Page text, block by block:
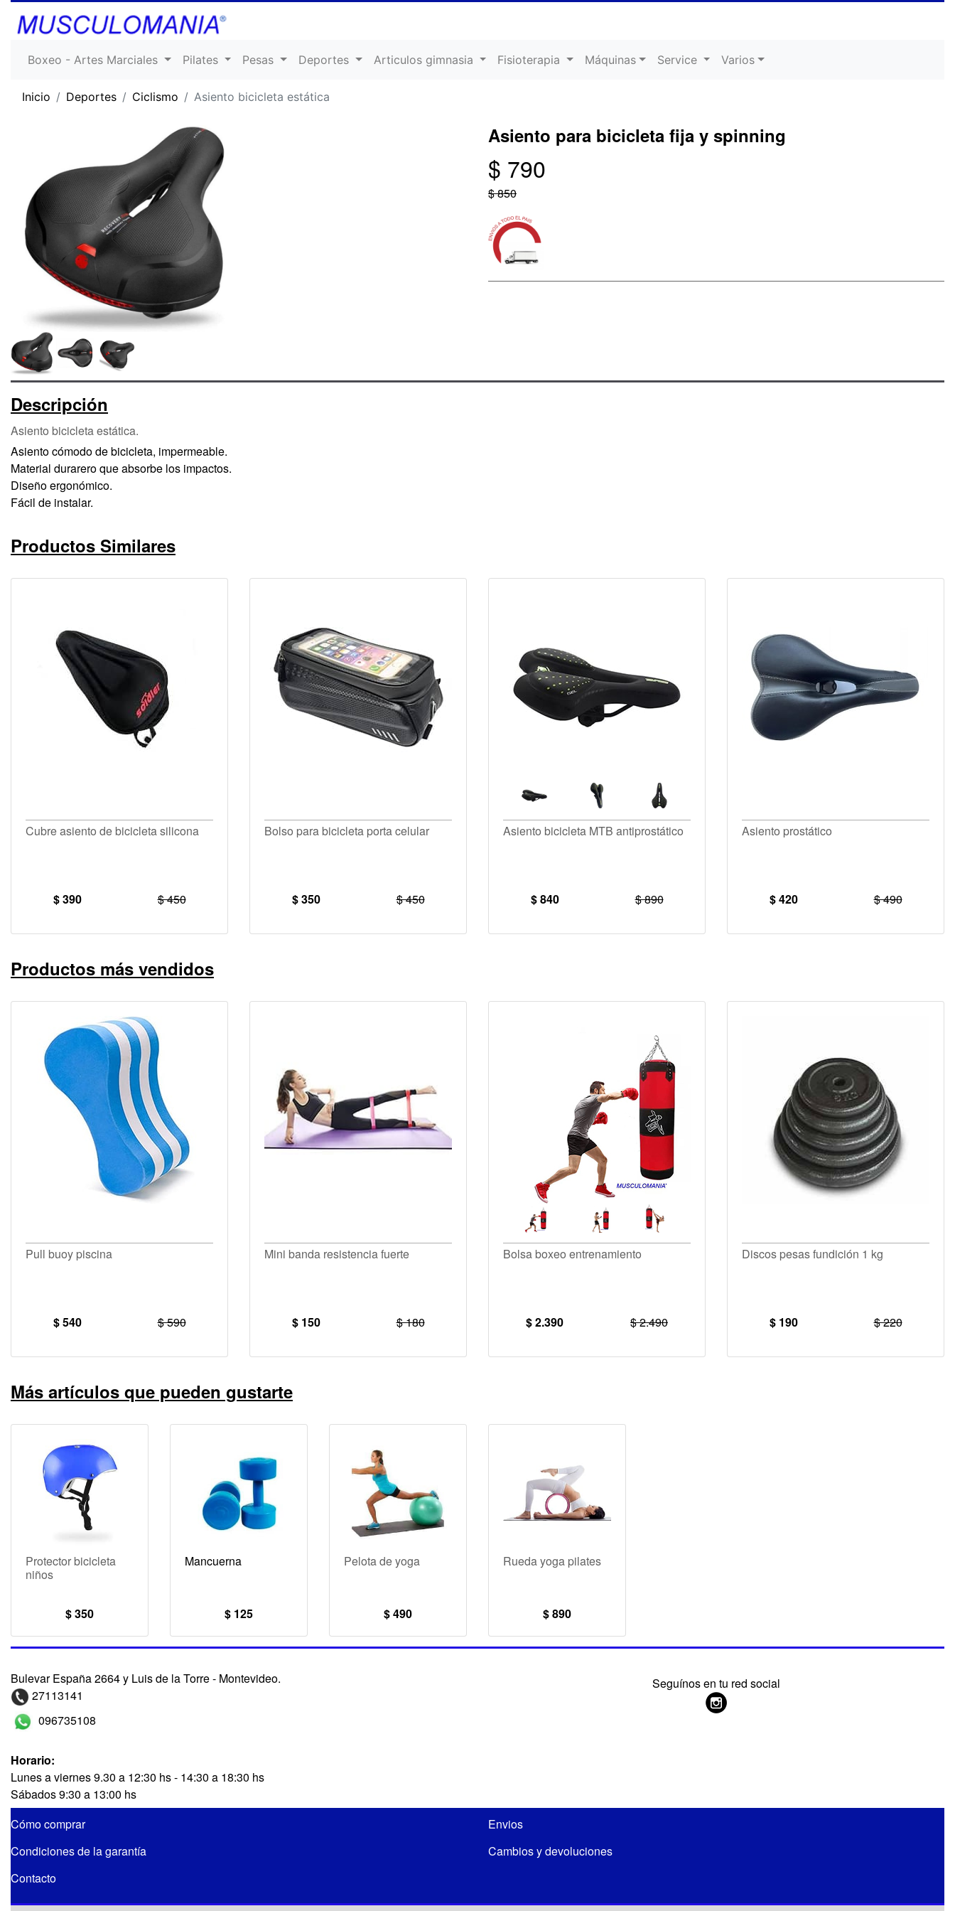
Boxeo - Artes Marciales Pilates Pesas Deportes Articulos gimnasia Fisioterapia Máquinas Service Varios
Inicio Deportes Ciclismo Asiento bicicleta estática
Asiento para bicicleta fija y spinning
$ 790
$ 850
Descripción
Asiento bicicleta estática.
Asiento cómodo de bicicleta, impermeable.
Material durarero que absorbe los impactos.
Diseño ergonómico.
Fácil de instalar.
Productos Similares
Cubre asiento de bicicleta silicona
$ 390 $ 450
Bolso para bicicleta porta celular
$ 350 $ 450
Asiento bicicleta MTB antiprostático
$ 840 $ 890
Asiento prostático
$ 420 $ 490
Productos más vendidos
Pull buoy piscina
$ 540 $ 590
Mini banda resistencia fuerte
$ 150 $ 180
Bolsa boxeo entrenamiento
$ 2.390 $ 2.490
Discos pesas fundición 1 kg
$ 190 $ 220
Más artículos que pueden gustarte
Protector bicicleta
niños
$ 350
Mancuerna
$ 125
Pelota de yoga
$ 490
Rueda yoga pilates
$ 890
Bulevar España 2664 y Luis de la Torre - Montevideo.
27113141
096735108
Horario:
Lunes a viernes 9.30 a 12:30 hs - 14:30 a 18:30 hs
Sábados 9:30 a 13:00 hs
Seguínos en tu red social
Cómo comprar
Envios
Condiciones de la garantía
Cambios y devoluciones
Contacto